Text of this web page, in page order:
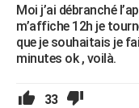
Moi j’ai débranché
m’affiche 12h je
que je souhaitais je
minutes ok , voilà.
33